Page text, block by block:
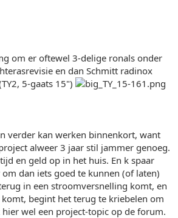
om er oftewel 3-delige ronals onder
en dan Schmitt radinox
5-gaats 15")
verder kan werken binnenkort, want
alweer 3 jaar stil jammer genoeg.
en geld op in het huis. En k spaar
dan iets goed te kunnen (of laten)
in een stroomversnelling komt, en
komt, begint het terug te kriebelen om
wel een project-topic op de forum.